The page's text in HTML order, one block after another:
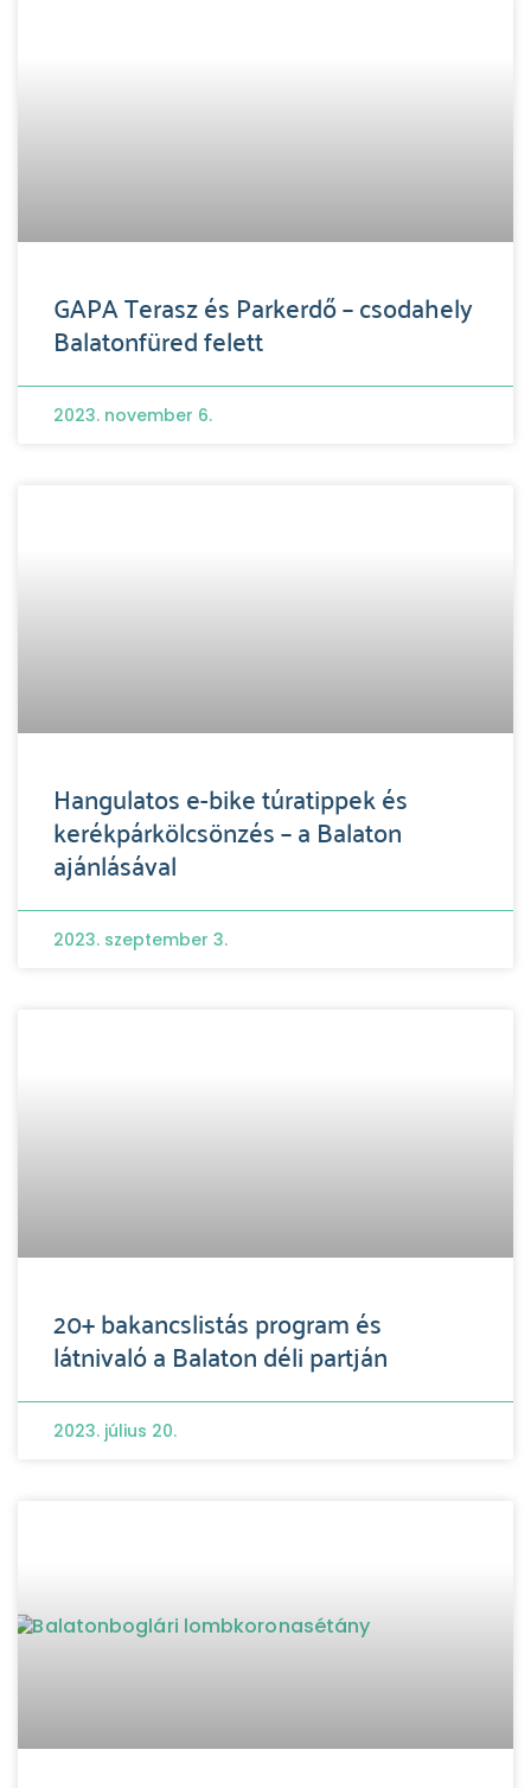
GAPA Terasz és Parkerdő – csodahely
Balatonfüred felett
2023. november 6.
Hangulatos e-bike túratippek és
kerékpárkölcsönzés – a Balaton
ajánlásával
2023. szeptember 3.
20+ bakancslistás program és
látnivaló a Balaton déli partján
2023. július 20.